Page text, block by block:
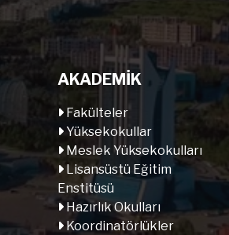
AKADEMİK
Fakülteler
Yüksekokullar
Meslek Yüksekokulları
Lisansüstü Eğitim
Enstitüsü
Hazırlık Okulları
Koordinatörlükler